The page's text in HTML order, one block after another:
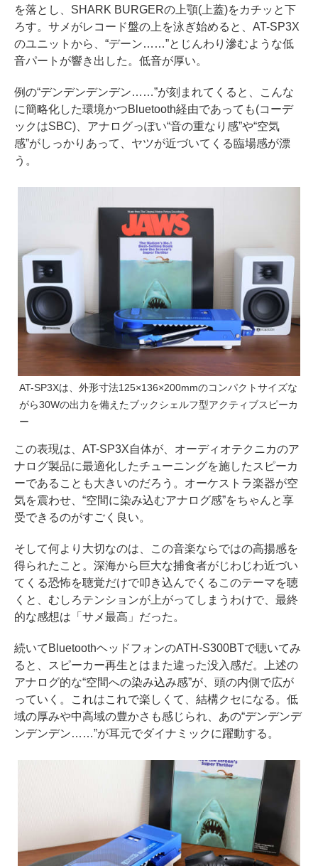
を落とし、SHARK BURGERの上顎(上蓋)をカチッと下
ろす。サメがレコード盤の上を泳ぎ始めると、AT-SP3X
のユニットから、“デーン……”とじんわり滲むような低
音パートが響き出した。低音が厚い。
例の“デンデンデンデン……”が刻まれてくると、こんな
に簡略化した環境かつBluetooth経由であっても(コーデ
ックはSBC)、アナログっぽい“音の重なり感”や“空気
感”がしっかりあって、ヤツが近づいてくる臨場感が漂
う。
AT-SP3Xは、外形寸法125×136×200mmのコンパクトサイズな
がら30Wの出力を備えたブックシェルフ型アクティブスピーカ
ー
この表現は、AT-SP3X自体が、オーディオテクニカのア
ナログ製品に最適化したチューニングを施したスピーカ
ーであることも大きいのだろう。オーケストラ楽器が空
気を震わせ、“空間に染み込むアナログ感”をちゃんと享
受できるのがすごく良い。
そして何より大切なのは、この音楽ならではの高揚感を
得られたこと。深海から巨大な捕食者がじわじわ近づい
てくる恐怖を聴覚だけで叩き込んでくるこのテーマを聴
くと、むしろテンションが上がってしまうわけで、最終
的な感想は「サメ最高」だった。
続いてBluetoothヘッドフォンのATH-S300BTで聴いてみ
ると、スピーカー再生とはまた違った没入感だ。上述の
アナログ的な“空間への染み込み感”が、頭の内側で広が
っていく。これはこれで楽しくて、結構クセになる。低
域の厚みや中高域の豊かさも感じられ、あの“デンデンデ
ンデンデン……”が耳元でダイナミックに躍動する。